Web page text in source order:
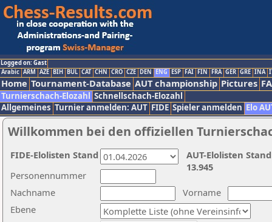
Logged on: Gast
Arabic ARM AZE BIH BUL CAT CHN CRO CZE DEN ENG ESP FAI FIN FRA GER GRE INA
Home Tournament-Database AUT championship Pictures
Turnierschach-Elozahl Schnellschach-Elozahl
Allgemeines Turnier anmelden: AUT FIDE Spieler anmelden Elo
Willkommen bei den offiziellen
Nachname
Vorname
Ebene
Personennummer
AUT-Elolisten
13.945
FIDE-Elolisten Stand